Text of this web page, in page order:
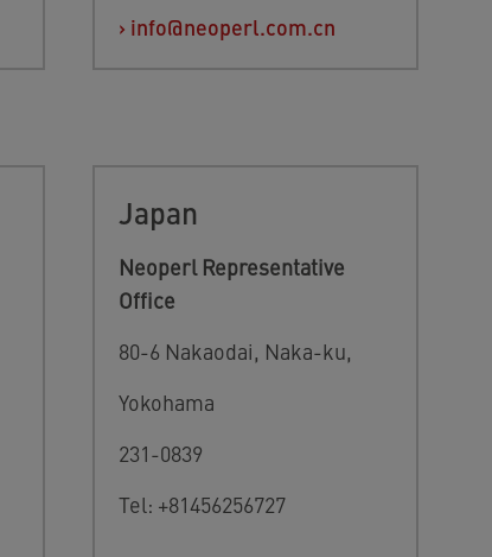
› info@neoperl.com.cn
Japan
Neoperl Representative
Office
80-6 Nakaodai, Naka-ku,
Yokohama
231-0839
Tel: +81456256727